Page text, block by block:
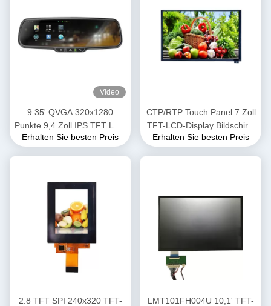
Video
9.35' QVGA 320x1280
Punkte 9,4 Zoll IPS TFT LCD
Modul MIPI
Erhalten Sie besten Preis
CTP/RTP Touch Panel 7 Zoll
TFT-LCD-Display Bildschirm
900 Nits Helligkeit
Erhalten Sie besten Preis
2.8 TFT SPI 240x320 TFT-
LMT101FH004U 10,1' TFT-